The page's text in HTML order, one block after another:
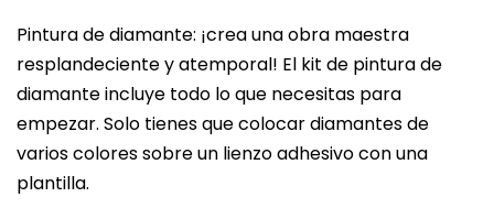
Pintura de diamante: ¡crea una obra maestra
resplandeciente y atemporal! El kit de pintura de
diamante incluye todo lo que necesitas para
empezar. Solo tienes que colocar diamantes de
varios colores sobre un lienzo adhesivo con una
plantilla.
producto
es
de
0,0
sobre
5